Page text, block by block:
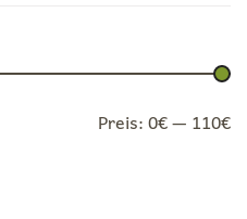
Preis:0€— 110€